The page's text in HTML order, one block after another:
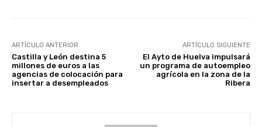
ARTÍCULO ANTERIOR
Castilla y León destina 5
millones de euros a las
agencias de colocación para
insertar a desempleados
ARTÍCULO SIGUIENTE
El Ayto de Huelva impulsará
un programa de autoempleo
agrícola en la zona de la
Ribera